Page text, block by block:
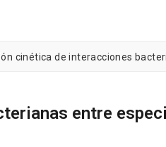
cinética de interacciones
entre